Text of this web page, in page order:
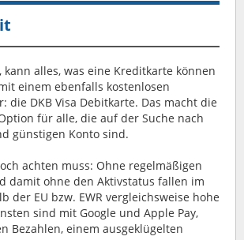
kann alles, was eine Kreditkarte können
einem ebenfalls kostenlosen
die DKB Visa Debitkarte. Das macht die
für alle, die auf der Suche nach
günstigen Konto sind.
achten muss: Ohne regelmäßigen
damit ohne den Aktivstatus fallen im
der EU bzw. EWR vergleichsweise hohe
sind mit Google und Apple Pay,
Bezahlen, einem ausgeklügelten